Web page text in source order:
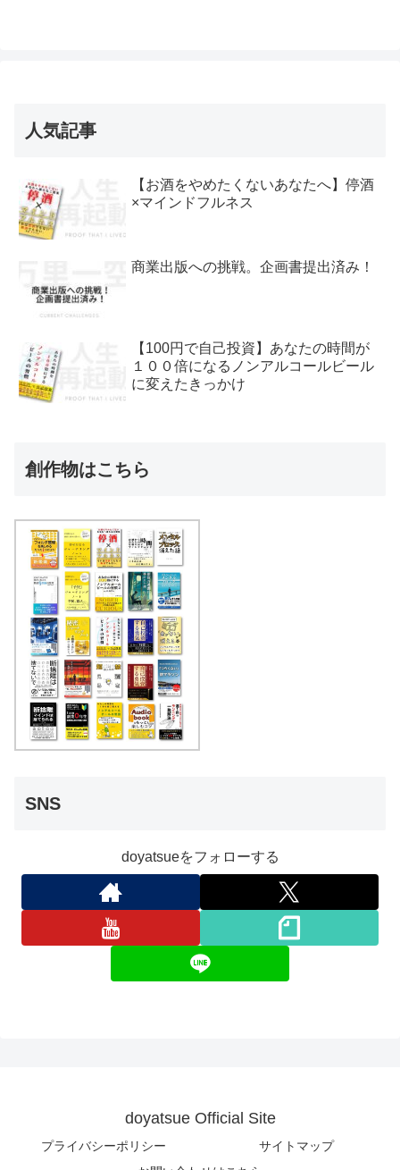
人気記事
【お酒をやめたくないあなたへ】停酒
×マインドフルネス
商業出版への挑戦。企画書提出済み！
【100円で自己投資】あなたの時間が
１００倍になるノンアルコールビール
に変えたきっかけ
創作物はこちら
SNS
doyatsueをフォローする
doyatsue Official Site
プライバシーポリシー
サイトマップ